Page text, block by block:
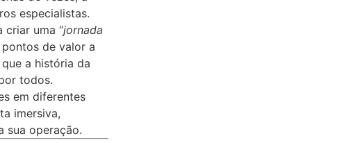
especialistas.
criar uma “jornada
de valor a
a história da
todos.
em diferentes
imersiva,
sua operação.